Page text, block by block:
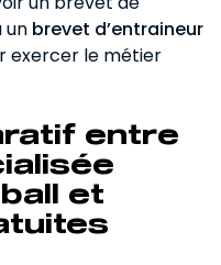
un brevet d’entraineur
exercer le métier
entre
et